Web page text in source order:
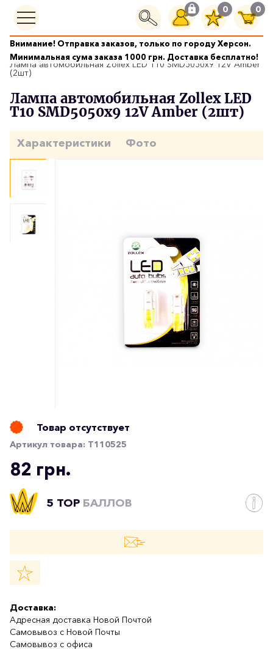
0 0
Внимание! Отправка заказов, только по городу Херсон.
Минимальная сума заказа 1000 грн. Доставка бесплатно!
Автолампы
Лампа автомобильная Zollex LED T10 SMD5050x9 12V Amber
(2шт)
Лампа автомобильная Zollex LED
T10 SMD5050x9 12V Amber (2шт)
Характеристики Фото
Товар отсутствует
Артикул товара: T110525
82 грн.
5 TOP БАЛЛОВ
Доставка:
Адресная доставка Новой Почтой
Самовывоз с Новой Почты
Самовывоз с офиса